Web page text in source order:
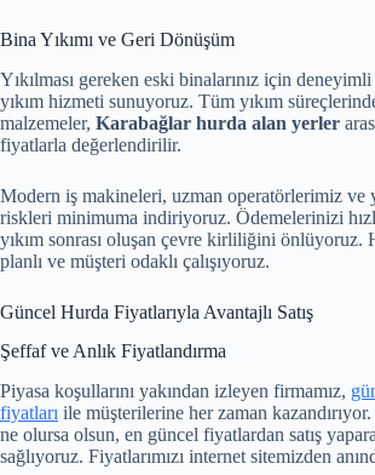
Bina Yıkımı ve Geri Dönüşüm
Yıkılması gereken eski binalarınız için
yıkım hizmeti sunuyoruz. Tüm yıkım
malzemeler, Karabağlar hurda alan yerler
fiyatlarla değerlendirilir.
Modern iş makineleri, uzman operatörlerimiz ve
riskleri minimuma indiriyoruz. Ödemelerinizi
yıkım sonrası oluşan çevre kirliliğini önlüyoruz.
planlı ve müşteri odaklı çalışıyoruz.
Güncel Hurda Fiyatlarıyla Avantajlı Satış
Şeffaf ve Anlık Fiyatlandırma
Piyasa koşullarını yakından izleyen firmamız,
fiyatları ile müşterilerine her zaman kazandırıyor.
ne olursa olsun, en güncel fiyatlardan satış
sağlıyoruz. Fiyatlarımızı internet sitemizden